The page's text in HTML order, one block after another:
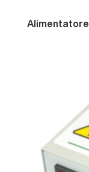
Alimentatore